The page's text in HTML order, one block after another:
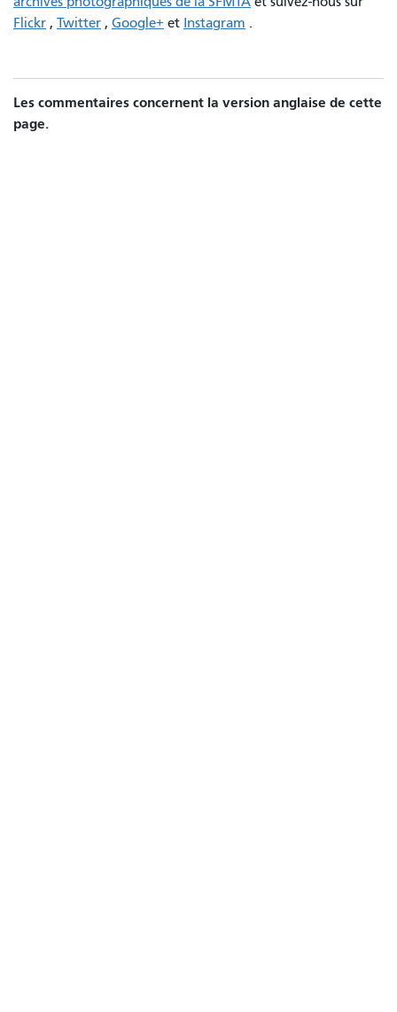
Flickr , Twitter , Google+ et Instagram .
Les commentaires concernent la version anglaise de cette
page.